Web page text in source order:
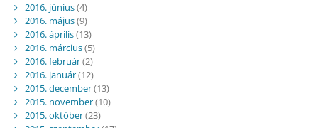
2016. június(4)
2016. május(9)
2016. április(13)
2016. március(5)
2016. február(2)
2016. január(12)
2015. december(13)
2015. november(10)
2015. október(23)